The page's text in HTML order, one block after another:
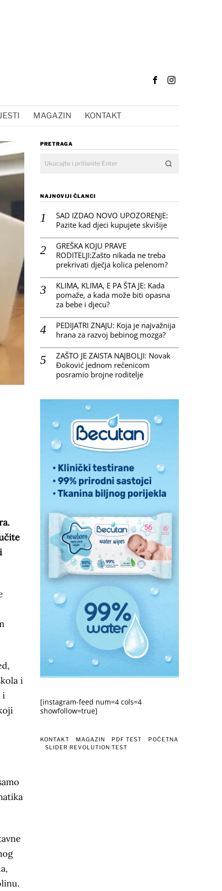
MAGAZIN KONTAKT
i
i
PRETRAGA
NAJNOVIJI ČLANCI
SAD IZDAO NOVO UPOZORENJE:
Pazite kad djeci kupujete skvišije
GREŠKA KOJU PRAVE
RODITELJI:Zašto nikada ne treba
prekrivati dječja kolica pelenom?
KLIMA, KLIMA, E PA ŠTA JE: Kada
pomaže, a kada može biti opasna
za bebe i djecu?
PEDIJATRI ZNAJU: Koja je najvažnija
hrana za razvoj bebinog mozga?
ZAŠTO JE ZAISTA NAJBOLJI: Novak
Đoković jednom rečenicom
posramio brojne roditelje
[instagram-feed num=4 cols=4
showfollow=true]
KONTAKT MAGAZIN PDF TEST
POČETNA
SLIDER REVOLUTION TEST